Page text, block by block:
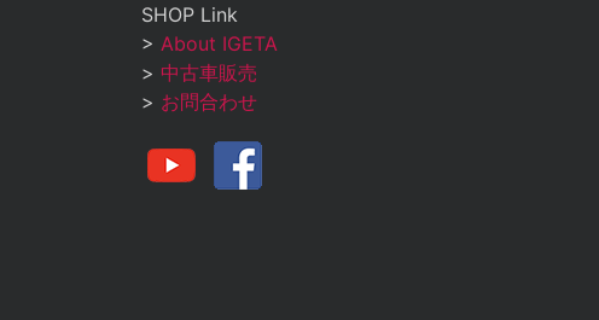
SHOP Link
> About IGETA
> 中古車販売
> お問合わせ
youtube